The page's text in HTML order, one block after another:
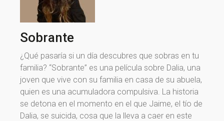
Sobrante
¿Qué pasaría si un día descubres que sobras en tu
familia? “Sobrante” es una película sobre Dalia, una
joven que vive con su familia en casa de su abuela,
quien es una acumuladora compulsiva. La historia
se detona en el momento en el que Jaime, el tío de
Dalia, se suicida, cosa que la lleva a caer en este